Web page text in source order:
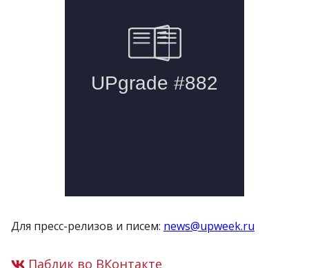
Для пресс-релизов и писем: news@upweek.ru
Паблик во ВКонтакте